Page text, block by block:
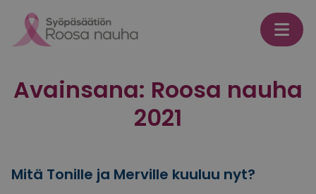
Avainsana: Roosa nauha
2021
Mitä Tonille ja Merville kuuluu nyt?